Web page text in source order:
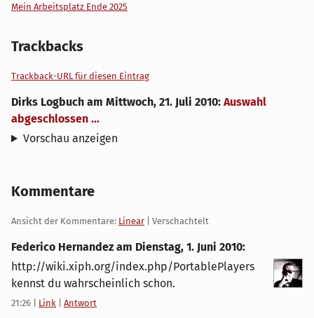
Mein Arbeitsplatz Ende 2025
Trackbacks
Trackback-URL für diesen Eintrag
Dirks Logbuch am Mittwoch, 21. Juli 2010: Auswahl
abgeschlossen ...
Vorschau anzeigen
Kommentare
Ansicht der Kommentare: Linear | Verschachtelt
Federico Hernandez am Dienstag, 1. Juni 2010:
http://wiki.xiph.org/index.php/PortablePlayers
kennst du wahrscheinlich schon.
21:26 Link Antwort